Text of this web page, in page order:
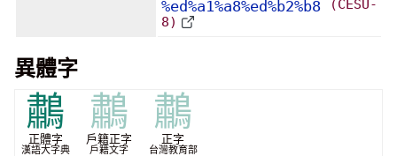
%ed%a1%a8%ed%b2%b8
(CESU-
8)
異體字
鷫
正體字
漢語大字典
鷫
戶籍正字
戶籍文字
鷫
正字
台灣教育部